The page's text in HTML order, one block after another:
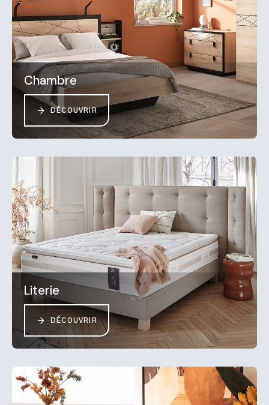
Chambre
DÉCOUVRIR
Literie
DÉCOUVRIR